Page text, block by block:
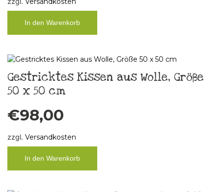
In den Warenkorb
Gestricktes Kissen aus Wolle, Größe
50 x 50 cm
€98,00
zzgl. Versandkosten
In den Warenkorb